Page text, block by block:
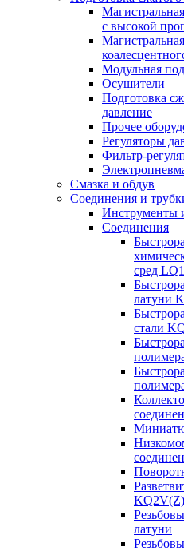
c высокой
Модульная
Осушители
Подготовка
давление
Прочее
Регуляторы
Фильтр-
Смазка и обдув
Соединения и
Инструменты
Соединения
сред LQ1
латуни
стали
KQ2V(Z)
латуни